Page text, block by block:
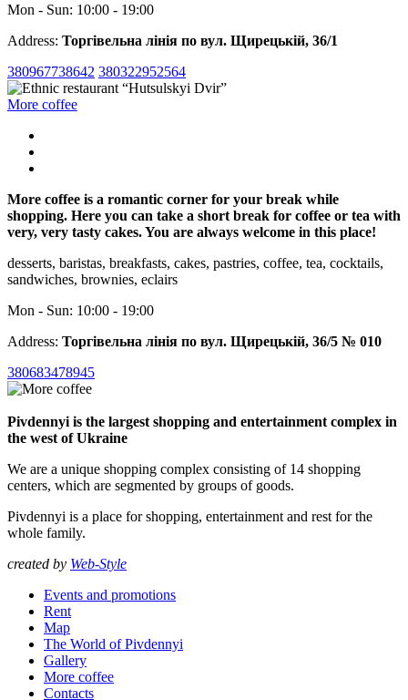
Mon - Sun: 10:00 - 19:00
Address: Торгівельна лінія по вул. Щирецькій, 36/1
380967738642 380322952564
More coffee
More coffee is a romantic corner for your break while
shopping. Here you can take a short break for coffee or tea with
very, very tasty cakes. You are always welcome in this place!
desserts, baristas, breakfasts, cakes, pastries, coffee, tea, cocktails,
sandwiches, brownies, eclairs
Mon - Sun: 10:00 - 19:00
Address: Торгівельна лінія по вул. Щирецькій, 36/5 № 010
380683478945
Pivdennyi is the largest shopping and entertainment complex in
the west of Ukraine
We are a unique shopping complex consisting of 14 shopping
centers, which are segmented by groups of goods.
Pivdennyi is a place for shopping, entertainment and rest for the
whole family.
created by Web-Style
Events and promotions
Rent
Map
The World of Pivdennyi
Gallery
More coffee
Contacts